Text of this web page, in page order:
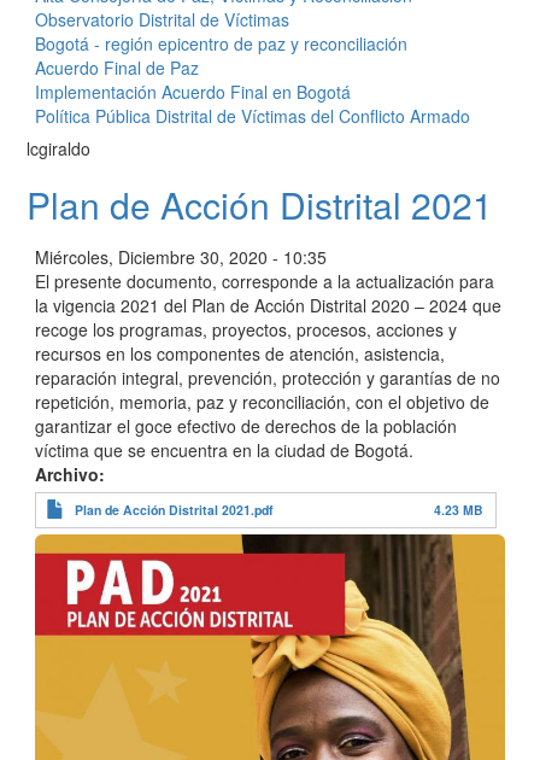
Observatorio Distrital de Víctimas
Bogotá - región epicentro de paz y reconciliación
Acuerdo Final de Paz
Implementación Acuerdo Final en Bogotá
Política Pública Distrital de Víctimas del Conflicto Armado
lcgiraldo
Plan de Acción Distrital 2021
Miércoles, Diciembre 30, 2020 - 10:35
El presente documento, corresponde a la actualización para
la vigencia 2021 del Plan de Acción Distrital 2020 – 2024 que
recoge los programas, proyectos, procesos, acciones y
recursos en los componentes de atención, asistencia,
reparación integral, prevención, protección y garantías de no
repetición, memoria, paz y reconciliación, con el objetivo de
garantizar el goce efectivo de derechos de la población
víctima que se encuentra en la ciudad de Bogotá.
Archivo
Plan de Acción Distrital 2021.pdf 4.23 MB